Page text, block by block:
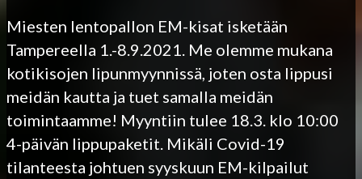
Miesten lentopallon EM-kisat isketään
Tampereella 1.-8.9.2021. Me olemme mukana
kotikisojen lipunmyynnissä, joten osta lippusi
meidän kautta ja tuet samalla meidän
toimintaamme! Myyntiin tulee 18.3. klo 10:00
4-päivän lippupaketit. Mikäli Covid-19
tilanteesta johtuen syyskuun EM-kilpailut